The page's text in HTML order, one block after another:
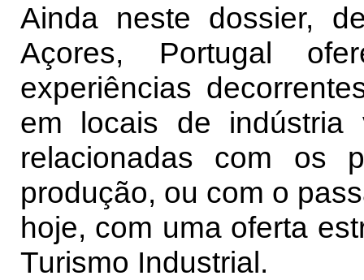
Ainda neste dossier,
Açores, Portugal
experiências
em locais de indústria
relacionadas com os
produção, ou com o
hoje, com uma oferta
Turismo Industrial.